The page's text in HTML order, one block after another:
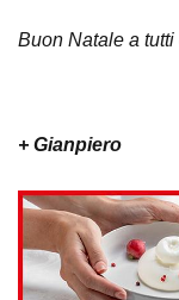
Buon Natale a
+ Gianpiero